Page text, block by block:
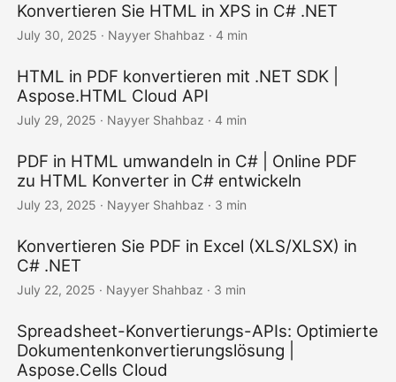
Konvertieren Sie HTML in XPS in C# .NET
July 30, 2025 · Nayyer Shahbaz · 4 min
HTML in PDF konvertieren mit .NET SDK |
Aspose.HTML Cloud API
July 29, 2025 · Nayyer Shahbaz · 4 min
PDF in HTML umwandeln in C# | Online PDF
zu HTML Konverter in C# entwickeln
July 23, 2025 · Nayyer Shahbaz · 3 min
Konvertieren Sie PDF in Excel (XLS/XLSX) in
C# .NET
July 22, 2025 · Nayyer Shahbaz · 3 min
Spreadsheet-Konvertierungs-APIs: Optimierte
Dokumentenkonvertierungslösung |
Aspose.Cells Cloud